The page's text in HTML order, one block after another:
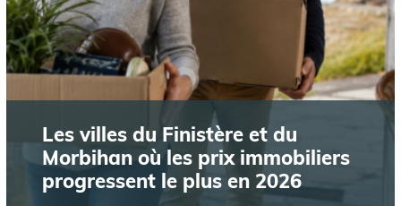
Les villes du Finistère et du
Morbihan où les prix immobiliers
progressent le plus en 2026